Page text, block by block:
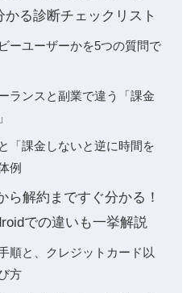
る診断チェックリスト
ーユーザーかを5つの質問で
ランスと副業で違う「課金
「課金しないと逆に時間を
例
ら解約まですぐ分かる！
での違いも一挙解説
順と、クレジットカード以
方